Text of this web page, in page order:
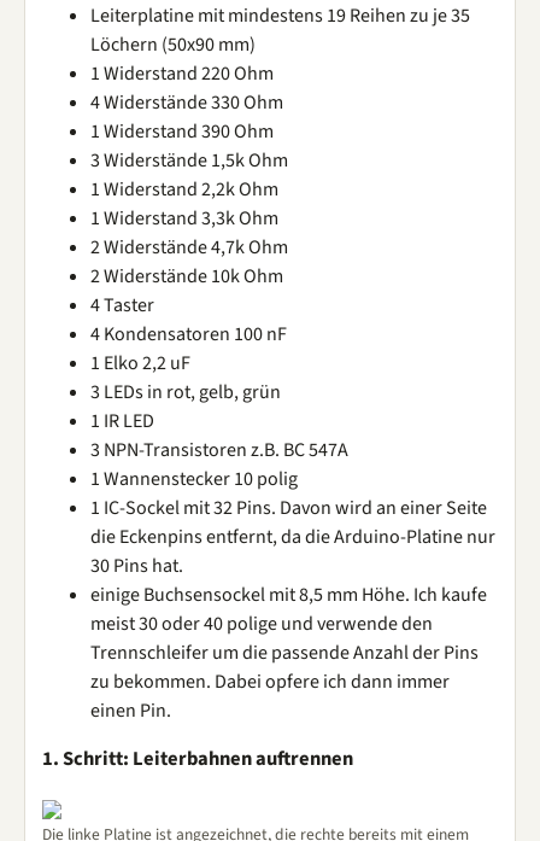
Leiterplatine mit mindestens 19 Reihen zu je 35
Löchern (50x90 mm)
1 Widerstand 220 Ohm
4 Widerstände 330 Ohm
1 Widerstand 390 Ohm
3 Widerstände 1,5k Ohm
1 Widerstand 2,2k Ohm
1 Widerstand 3,3k Ohm
2 Widerstände 4,7k Ohm
2 Widerstände 10k Ohm
4 Taster
4 Kondensatoren 100 nF
1 Elko 2,2 uF
3 LEDs in rot, gelb, grün
1 IR LED
3 NPN-Transistoren z.B. BC 547A
1 Wannenstecker 10 polig
1 IC-Sockel mit 32 Pins. Davon wird an einer Seite
die Eckenpins entfernt, da die Arduino-Platine nur
30 Pins hat.
einige Buchsensockel mit 8,5 mm Höhe. Ich kaufe
meist 30 oder 40 polige und verwende den
Trennschleifer um die passende Anzahl der Pins
zu bekommen. Dabei opfere ich dann immer
einen Pin.
1. Schritt: Leiterbahnen auftrennen
Die linke Platine ist angezeichnet, die rechte bereits mit einem